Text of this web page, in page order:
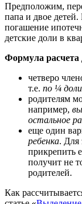
Предположим,
папа и двое детей.
погашение
детские доли в
Формула расчета
четверо
т.е. по ¼
родителям
например,
остальное
еще один
ребенка. Для
прикрепить
получит не
родителей.
Как